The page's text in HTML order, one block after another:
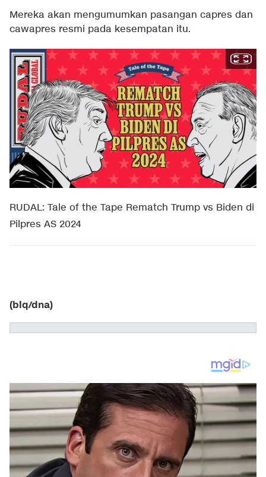
Mereka akan mengumumkan pasangan capres dan
cawapres resmi pada kesempatan itu.
RUDAL: Tale of the Tape Rematch Trump vs Biden di
Pilpres AS 2024
(blq/dna)